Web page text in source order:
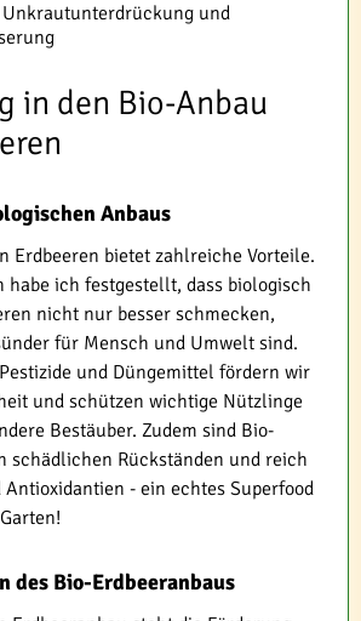
und
in den Bio-Anbau
Anbaus
Erdbeeren bietet zahlreiche Vorteile.
habe ich festgestellt, dass biologisch
nicht nur besser schmecken,
für Mensch und Umwelt sind.
und Düngemittel fördern wir
und schützen wichtige Nützlinge
Bestäuber. Zudem sind Bio-
schädlichen Rückständen und reich
- ein echtes Superfood
des Bio-Erdbeeranbaus